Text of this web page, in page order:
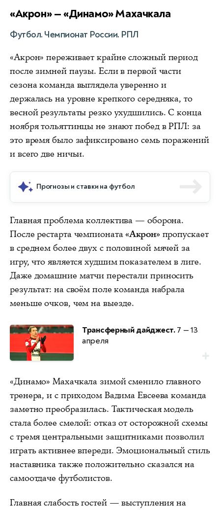
«Акрон» — «Динамо» Махачкала
Футбол. Чемпионат России. РПЛ
«Акрон» переживает крайне сложный период
после зимней паузы. Если в первой части
сезона команда выглядела уверенно и
держалась на уровне крепкого середняка, то
весной результаты резко ухудшились. С конца
ноября тольяттинцы не знают побед в РПЛ: за
это время было зафиксировано семь поражений
и всего две ничьи.
Прогнозы и ставки на футбол
Главная проблема коллектива — оборона.
После рестарта чемпионата«Акрон»пропускает
в среднем более двух с половиной мячей за
игру, что является худшим показателем в лиге.
Даже домашние матчи перестали приносить
результат: на своём поле команда набрала
меньше очков, чем на выезде.
Трансферный дайджест.7 — 13
апреля
«Динамо» Махачкала зимой сменило главного
тренера, и с приходом Вадима Евсеева команда
заметно преобразилась. Тактическая модель
стала более смелой: отказ от осторожной схемы
с тремя центральными защитниками позволил
играть активнее впереди. Эмоциональный стиль
наставника также положительно сказался на
самоотдаче футболистов.
Главная слабость гостей — выступления на